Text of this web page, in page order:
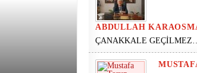
ABDULLAH
ÇANAKKALE